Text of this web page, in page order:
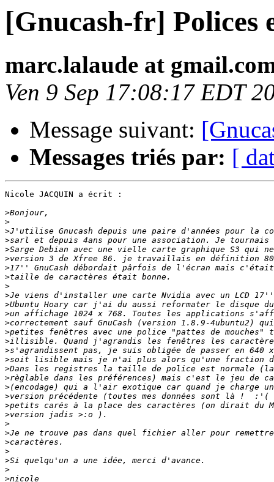
[Gnucash-fr] Polices
marc.lalaude at
Ven 9 Sep 17:08:17 EDT
Message suivant:
Messages triés par: [
Nicole JACQUIN a écrit :
>
>
>
>
>
>
>
>
>
>
>
>
>
>
>
>
>
>
>
>
>
>
>
>
>
>
>
>
>
>